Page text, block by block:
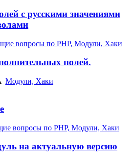
с русскими значениями
вопросы по PHP, Модули, Хаки
полей.
Модули, Хаки
вопросы по PHP, Модули, Хаки
на актуальную версию